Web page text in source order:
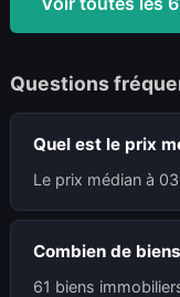
Questions
Quel est le prix
Le prix médian à
Combien de
61 biens